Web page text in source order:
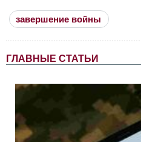
завершение войны
ГЛАВНЫЕ СТАТЬИ